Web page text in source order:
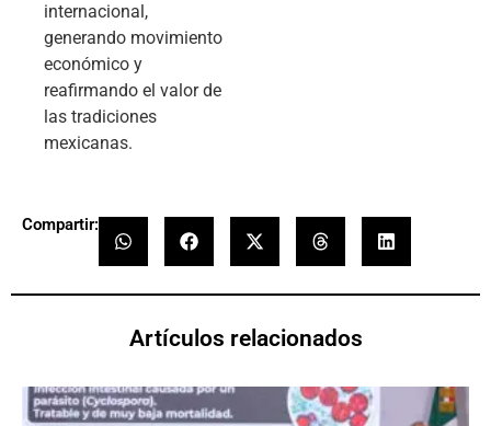
internacional,
generando movimiento
económico y
reafirmando el valor de
las tradiciones
mexicanas.
Compartir:
Artículos relacionados